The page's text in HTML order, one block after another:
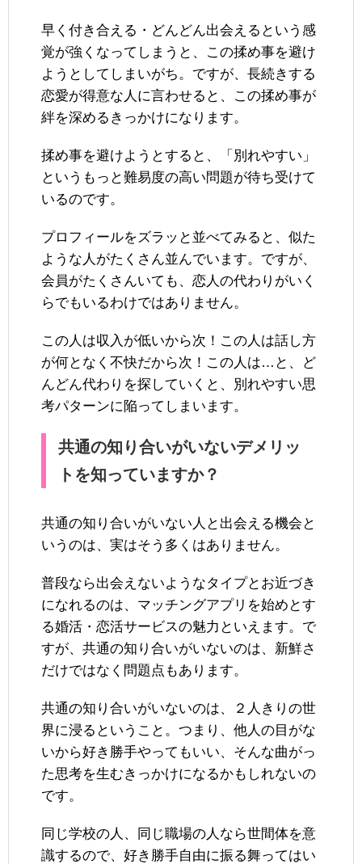
早く付き合える・どんどん出会えるという感
覚が強くなってしまうと、この揉め事を避け
ようとしてしまいがち。ですが、長続きする
恋愛が得意な人に言わせると、この揉め事が
絆を深めるきっかけになります。
揉め事を避けようとすると、「別れやすい」
というもっと難易度の高い問題が待ち受けて
いるのです。
プロフィールをズラッと並べてみると、似た
ような人がたくさん並んでいます。ですが、
会員がたくさんいても、恋人の代わりがいく
らでもいるわけではありません。
この人は収入が低いから次！この人は話し方
が何となく不快だから次！この人は…と、ど
んどん代わりを探していくと、別れやすい思
考パターンに陥ってしまいます。
共通の知り合いがいないデメリッ
トを知っていますか？
共通の知り合いがいない人と出会える機会と
いうのは、実はそう多くはありません。
普段なら出会えないようなタイプとお近づき
になれるのは、マッチングアプリを始めとす
る婚活・恋活サービスの魅力といえます。で
すが、共通の知り合いがいないのは、新鮮さ
だけではなく問題点もあります。
共通の知り合いがいないのは、２人きりの世
界に浸るということ。つまり、他人の目がな
いから好き勝手やってもいい、そんな曲がっ
た思考を生むきっかけになるかもしれないの
です。
同じ学校の人、同じ職場の人なら世間体を意
識するので、好き勝手自由に振る舞ってはい